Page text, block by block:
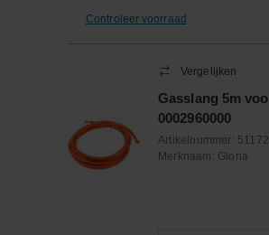
Controleer voorraad
Vergelijken
Gasslang 5m
0002960000
Artikelnummer:
Merknaam: Gloria